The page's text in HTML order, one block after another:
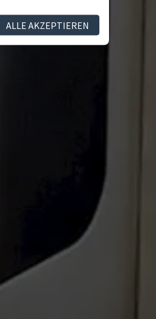
ALLE AKZEPTIEREN